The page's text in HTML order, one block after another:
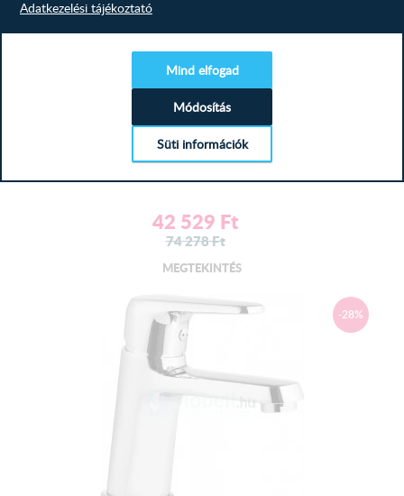
Deante BQA_054L Mosdó csaptelep
42 529 Ft
74 278Ft
MEGTEKINTÉS
-28%
Adatkezelési tájékoztató
Mind elfogad
Módosítás
Süti információk